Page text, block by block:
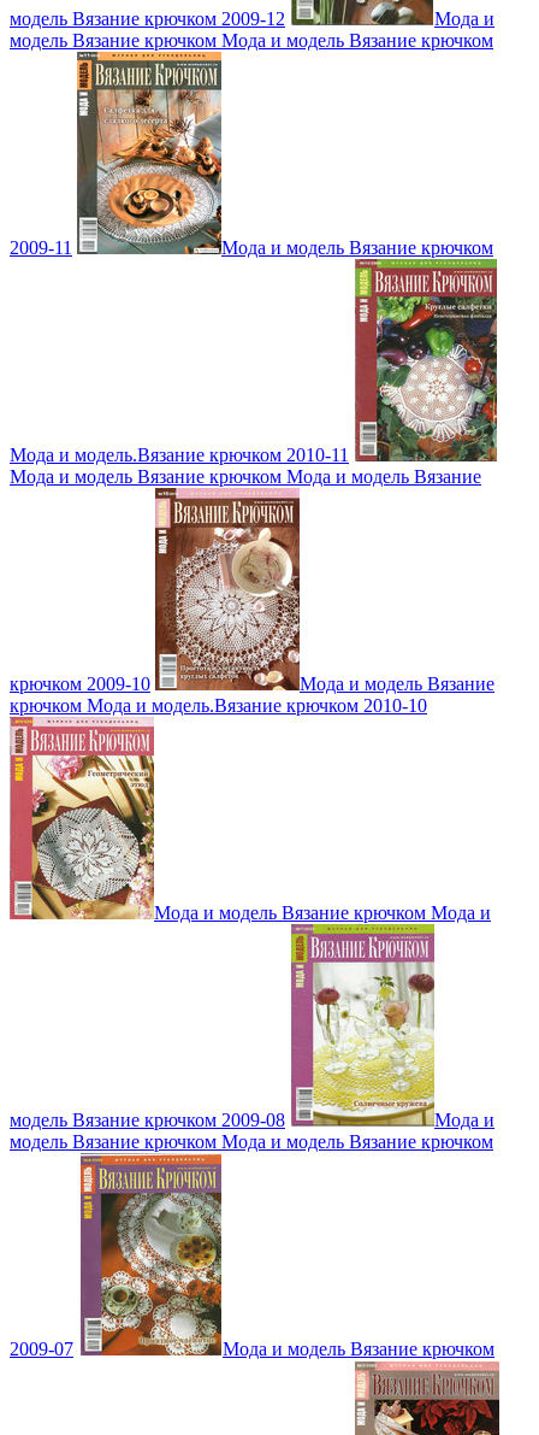
модель Вязание крючком 2009-12
Мода и
модель Вязание крючком Мода и модель Вязание крючком
2009-11 Мода и модель Вязание крючком
Мода и модель.Вязание крючком 2010-11
Мода и модель Вязание крючком Мода и модель Вязание
крючком 2009-10
Мода и модель Вязание
крючком Мода и модель.Вязание крючком 2010-10
Мода и модель Вязание крючком Мода и
модель Вязание крючком 2009-08
Мода и
модель Вязание крючком Мода и модель Вязание крючком
2009-07 Мода и модель Вязание крючком